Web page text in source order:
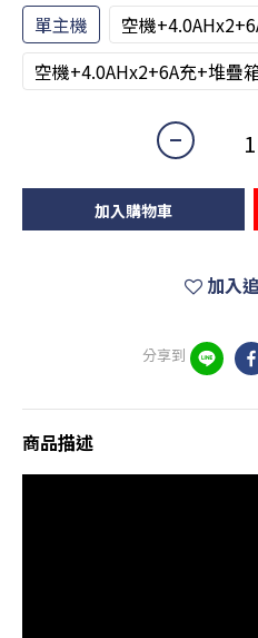
單主機
空機
空機+4.0AHx2+6A充+堆疊
加入購物車
加入
分享到
商品描述